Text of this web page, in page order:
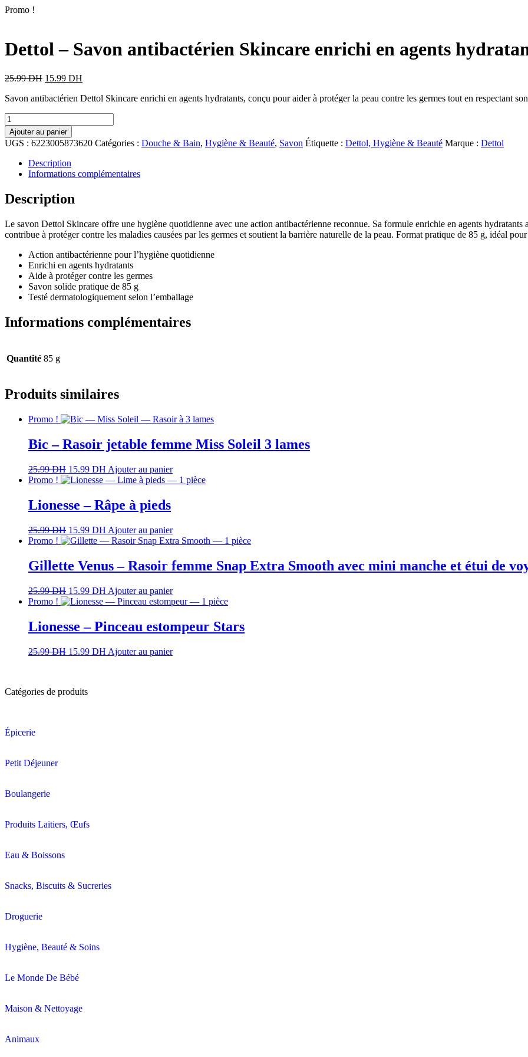
Promo !
Dettol – Savon antibactérien Skincare enrichi en agents
25.99DH 15.99 DH
Savon antibactérien Dettol Skincare enrichi en agents hydratants, conçu pour aider à protéger la peau contre les germes tout en respectant
Ajouter au panier
UGS : 6223005873620 Catégories : Douche & Bain, Hygiène & Beauté, Savon Étiquette : Dettol, Hygiène & Beauté Marque : Dettol
Description
Informations complémentaires
Description
Le savon Dettol Skincare offre une hygiène quotidienne avec une action antibactérienne reconnue. Sa formule enrichie en agents hydratants
contribue à protéger contre les maladies causées par les germes et soutient la barrière naturelle de la peau. Format pratique de 85 g, idéal
Action antibactérienne pour l’hygiène quotidienne
Enrichi en agents hydratants
Aide à protéger contre les germes
Savon solide pratique de 85 g
Testé dermatologiquement selon l’emballage
Informations complémentaires
Quantité 85 g
Produits similaires
Promo !
Bic – Rasoir jetable femme Miss Soleil 3 lames
25.99DH 15.99 DH Ajouter au panier
Promo !
Lionesse – Râpe à pieds
25.99DH 15.99 DH Ajouter au panier
Promo !
Gillette Venus – Rasoir femme Snap Extra Smooth avec mini manche et étui de
25.99DH 15.99 DH Ajouter au panier
Promo !
Lionesse – Pinceau estompeur Stars
25.99DH 15.99 DH Ajouter au panier
Catégories de produits
Épicerie
Petit Déjeuner
Boulangerie
Produits Laitiers, Œufs
Eau & Boissons
Snacks, Biscuits & Sucreries
Droguerie
Hygiène, Beauté & Soins
Le Monde De Bébé
Maison & Nettoyage
Animaux